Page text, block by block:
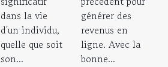
dans la vie
d'un individu,
quelle que soit
son...
générer des
revenus en
ligne. Avec la
bonne...